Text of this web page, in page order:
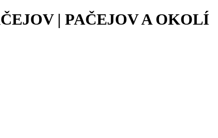
| PAČEJOV A OKOLÍ